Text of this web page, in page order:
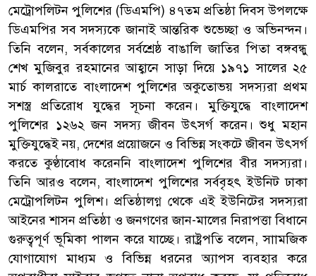
মেট্রোপলিটন পুলিশের (ডিএমপি) ৪৭তম প্রতিষ্ঠা দিবস উপলক্ষে
ডিএমপির সব সদস্যকে জানাই আন্তরিক শুভেচ্ছা ও অভিনন্দন।
তিনি বলেন, সর্বকালের সর্বশ্রেষ্ঠ বাঙালি জাতির পিতা বঙ্গবন্ধু
শেখ মুজিবুর রহমানের আহ্বানে সাড়া দিয়ে ১৯৭১ সালের ২৫
মার্চ কালরাতে বাংলাদেশ পুলিশের অকুতোভয় সদস্যরা প্রথম
সশস্ত্র প্রতিরোধ যুদ্ধের সূচনা করেন। মুক্তিযুদ্ধে বাংলাদেশ
পুলিশের ১২৬২ জন সদস্য জীবন উৎসর্গ করেন। শুধু মহান
মুক্তিযুদ্ধেই নয়, দেশের প্রয়োজনে ও বিভিন্ন সংকটে জীবন উৎসর্গ
করতে কুণ্ঠাবোধ করেননি বাংলাদেশ পুলিশের বীর সদস্যরা।
তিনি আরও বলেন, বাংলাদেশ পুলিশের সর্ববৃহৎ ইউনিট ঢাকা
মেট্রোপলিটন পুলিশ। প্রতিষ্ঠালগ্ন থেকে এই ইউনিটের সদস্যরা
আইনের শাসন প্রতিষ্ঠা ও জনগণের জান-মালের নিরাপত্তা বিধানে
গুরুত্বপূর্ণ ভূমিকা পালন করে যাচ্ছে। রাষ্ট্রপতি বলেন, সাামজিক
যোগাযোগ মাধ্যম ও বিভিন্ন ধরনের অ্যাপস ব্যবহার করে